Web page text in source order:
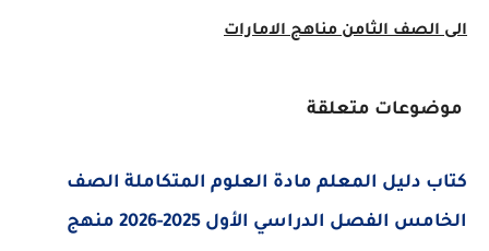
الى الصف الثامن مناهج الامارات
موضوعات متعلقة
كتاب دليل المعلم مادة العلوم المتكاملة الصف
الخامس الفصل الدراسي الأول 2025-2026 منهج